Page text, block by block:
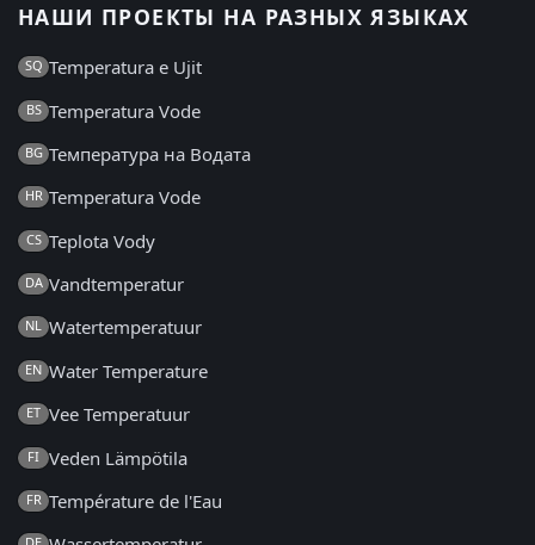
НАШИ ПРОЕКТЫ НА РАЗНЫХ ЯЗЫКАХ
SQ Temperatura e Ujit
BS Temperatura Vode
BG Температура на Водата
HR Temperatura Vode
CS Teplota Vody
DA Vandtemperatur
NL Watertemperatuur
EN Water Temperature
ET Vee Temperatuur
FI Veden Lämpötila
FR Température de l'Eau